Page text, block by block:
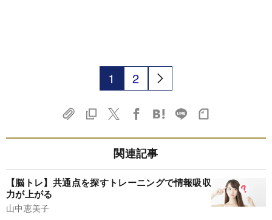
1 2
関連記事
【脳トレ】共通点を探すトレーニングで情報吸収
力が上がる
山中恵美子